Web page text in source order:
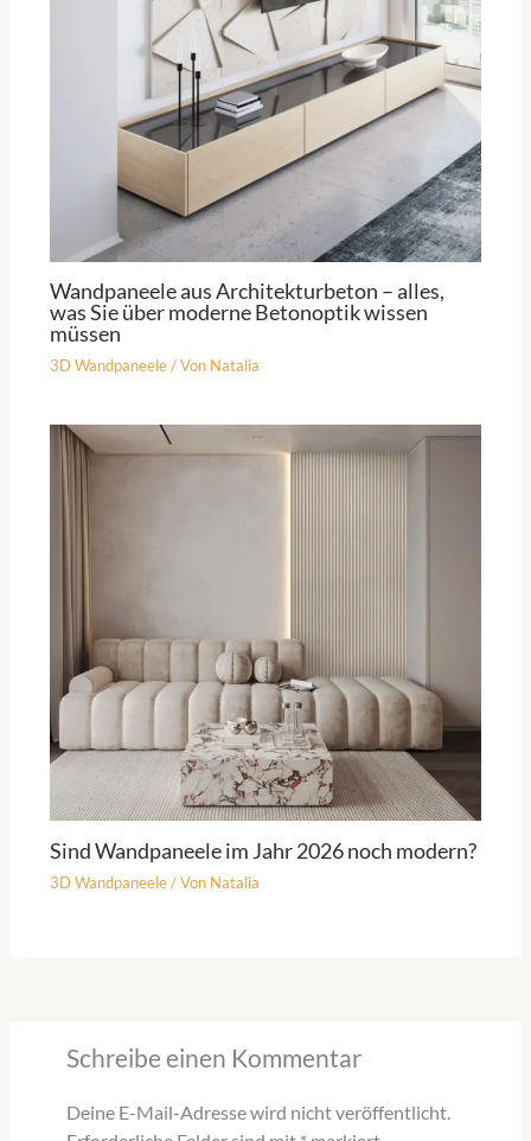
Wandpaneele aus Architekturbeton – alles,
was Sie über moderne Betonoptik wissen
müssen
3D Wandpaneele/ Von Natalia
Sind Wandpaneele im Jahr 2026 noch modern?
3D Wandpaneele/ Von Natalia
Schreibe einen Kommentar
Deine E-Mail-Adresse wird nicht veröffentlicht.